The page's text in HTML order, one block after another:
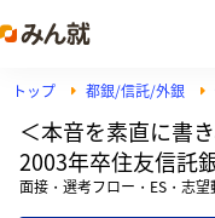
トップ 都銀/信託/外銀
＜本音を素直に書
2003年卒住友信託
面接・選考フロー・ES・志望